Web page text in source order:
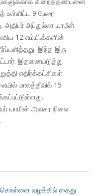
உள்ளிட்ட 9 பேரை
அதிபர் அப்துல்லா யாமீன்
12 எம்.பி.க்களின்
இந்த இரு
இதனையடுத்து
எதிர்க்கட்சிகள்
மாலத்தீவில் 15
யாமின் அவசர நிலை
வழக்கில் கைது